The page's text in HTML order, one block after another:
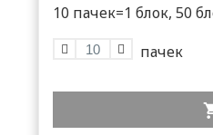
10 пачек=1 блок, 50